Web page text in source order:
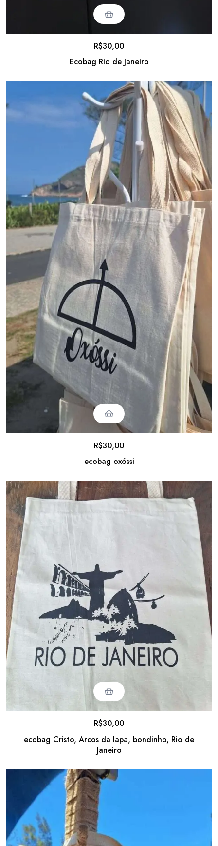
Ecobag Rio de Janeiro
R$30,00
ecobag oxóssi
R$30,00
ecobag Cristo, Arcos da lapa, bondinho, Rio de
Janeiro
R$30,00